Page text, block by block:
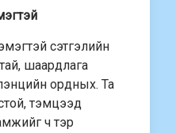
сэтгэлийн
шаардлага
ордных. Та
тэмцээд
ч тэр